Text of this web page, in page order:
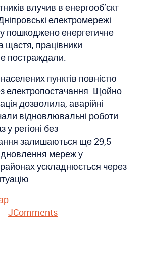
влучив в енергооб’єкт
електромережі.
пошкоджено енергетичне
працівники
постраждали.
пунктів повністю
електропостачання. Щойно
дозволила, аварійні
відновлювальні роботи.
регіоні без
залишаються ще 29,5
мереж у
ускладнюється через
JComments